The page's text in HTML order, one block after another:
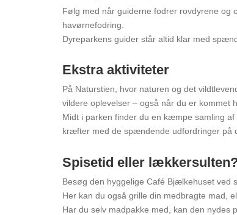
Følg med når guiderne fodrer rovdyrene og
havørnefodring.
Dyreparkens guider står altid klar med
Ekstra aktiviteter
På Naturstien, hvor naturen og det
vildere oplevelser – også når du er kommet
Midt i parken finder du en kæmpe samling
kræfter med de spændende udfordringer på
Spisetid eller lækkersulten?
Besøg den hyggelige Café Bjælkehuset ved
Her kan du også grille din medbragte mad,
Har du selv madpakke med, kan den nydes